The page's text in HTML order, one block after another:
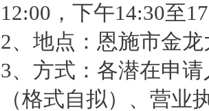
12:00，下午14:30至
2、地点：恩施市金
3、方式：各潜在申
（格式自拟）、营